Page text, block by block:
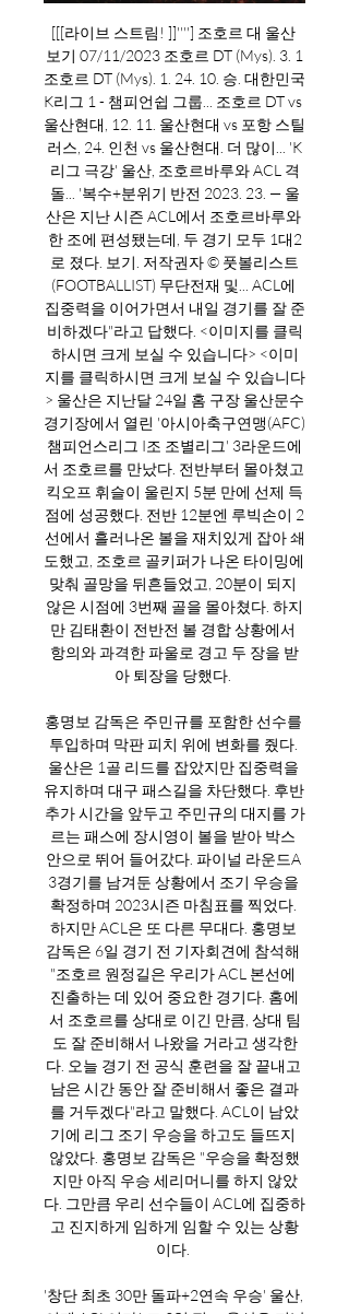
[[[라이브 스트림! ]]''''] 조호르 대 울산
보기 07/11/2023 조호르 DT (Mys). 3. 1
조호르 DT (Mys). 1. 24. 10. 승. 대한민국
K리그 1 - 챔피언쉽 그룹... 조호르 DT vs
울산현대, 12. 11. 울산현대 vs 포항 스틸
러스, 24. 인천 vs 울산현대. 더 많이... 'K
리그 극강' 울산, 조호르바루와 ACL 격
돌... '복수+분위기 반전 2023. 23. — 울
산은 지난 시즌 ACL에서 조호르바루와
한 조에 편성됐는데, 두 경기 모두 1대2
로 졌다. 보기. 저작권자 © 풋볼리스트
(FOOTBALLIST) 무단전재 및... ACL에
집중력을 이어가면서 내일 경기를 잘 준
비하겠다"라고 답했다. <이미지를 클릭
하시면 크게 보실 수 있습니다> <이미
지를 클릭하시면 크게 보실 수 있습니다
> 울산은 지난달 24일 홈 구장 울산문수
경기장에서 열린 '아시아축구연맹(AFC)
챔피언스리그 I조 조별리그' 3라운드에
서 조호르를 만났다. 전반부터 몰아쳤고
킥오프 휘슬이 울린지 5분 만에 선제 득
점에 성공했다. 전반 12분엔 루빅손이 2
선에서 흘러나온 볼을 재치있게 잡아 쇄
도했고, 조호르 골키퍼가 나온 타이밍에
맞춰 골망을 뒤흔들었고, 20분이 되지
않은 시점에 3번째 골을 몰아쳤다. 하지
만 김태환이 전반전 볼 경합 상황에서
항의와 과격한 파울로 경고 두 장을 받
아 퇴장을 당했다.
홍명보 감독은 주민규를 포함한 선수를
투입하며 막판 피치 위에 변화를 줬다.
울산은 1골 리드를 잡았지만 집중력을
유지하며 대구 패스길을 차단했다. 후반
추가 시간을 앞두고 주민규의 대지를 가
르는 패스에 장시영이 볼을 받아 박스
안으로 뛰어 들어갔다. 파이널 라운드A
3경기를 남겨둔 상황에서 조기 우승을
확정하며 2023시즌 마침표를 찍었다.
하지만 ACL은 또 다른 무대다. 홍명보
감독은 6일 경기 전 기자회견에 참석해
"조호르 원정길은 우리가 ACL 본선에
진출하는 데 있어 중요한 경기다. 홈에
서 조호르를 상대로 이긴 만큼, 상대 팀
도 잘 준비해서 나왔을 거라고 생각한
다. 오늘 경기 전 공식 훈련을 잘 끝내고
남은 시간 동안 잘 준비해서 좋은 결과
를 거두겠다"라고 말했다. ACL이 남았
기에 리그 조기 우승을 하고도 들뜨지
않았다. 홍명보 감독은 "우승을 확정했
지만 아직 우승 세리머니를 하지 않았
다. 그만큼 우리 선수들이 ACL에 집중하
고 진지하게 임하게 임할 수 있는 상황
이다.
'창단 최초 30만 돌파+2연속 우승' 울산,